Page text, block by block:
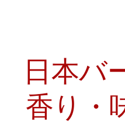
日本バ
香り・